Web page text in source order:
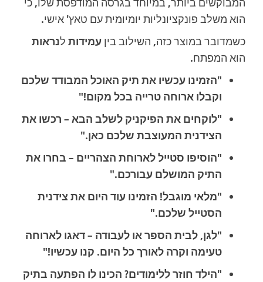
הוא משלב פונקציונליות יומיומית עם טאץ' אישי.
כשמדובר במוצר כזה, השילוב בין עמידות לנראות
הוא המפתח.
"הזמינו עכשיו את תיק האוכל המבודד שלכם
וקבלו ארוחה טרייה בכל מקום!"
"לוקחים את הפיקניק לשלב הבא – רכשו את
הצידנית המעוצבת שלכם כאן."
"הוסיפו סטייל לארוחת הצהריים – בחרו את
התיק המושלם עבורכם."
"מלאי מוגבל! הזמינו עוד היום את צידנית
הסטייל שלכם."
"לגן, לבית הספר או לעבודה – דאגו לארוחה
טעימה וקרה לאורך כל היום. קנו עכשיו!"
"הילד חוזר ללימודים? הכינו לו הפתעה בתיק